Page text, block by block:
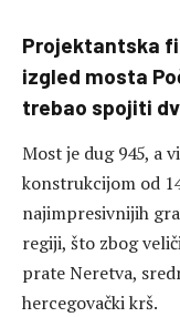
Projektantska
izgled mosta
trebao spojiti
Most je dug 945, a
konstrukcijom od
najimpresivnijih
regiji, što zbog
prate Neretva,
hercegovački krš.